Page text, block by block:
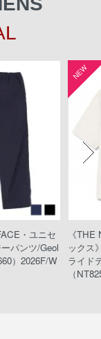
・ユニセ
パンツ/Geol
）2026F/W
NEW
《
ックス
ライド
（